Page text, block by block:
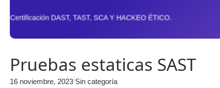
Pruebas estaticas SAST
16 noviembre, 2023/Sin categoría